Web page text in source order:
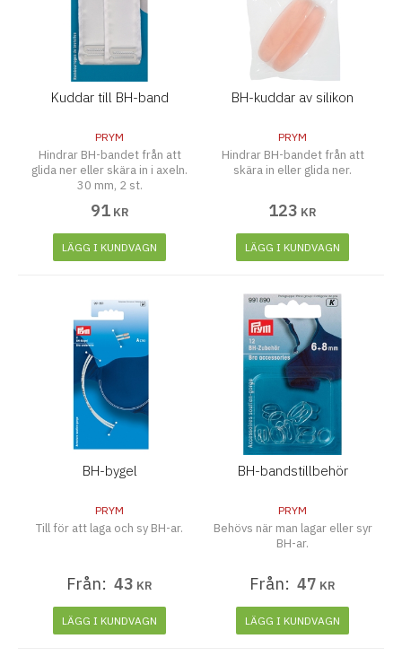
Kuddar till BH-band
PRYM
Hindrar BH-bandet från att
glida ner eller skära in i axeln.
30 mm, 2 st.
91 KR
LÄGG I KUNDVAGN
BH-kuddar av silikon
PRYM
Hindrar BH-bandet från att
skära in eller glida ner.
123 KR
LÄGG I KUNDVAGN
BH-bygel
PRYM
Till för att laga och sy BH-ar.
Från: 43 KR
LÄGG I KUNDVAGN
BH-bandstillbehör
PRYM
Behövs när man lagar eller syr
BH-ar.
Från: 47 KR
LÄGG I KUNDVAGN